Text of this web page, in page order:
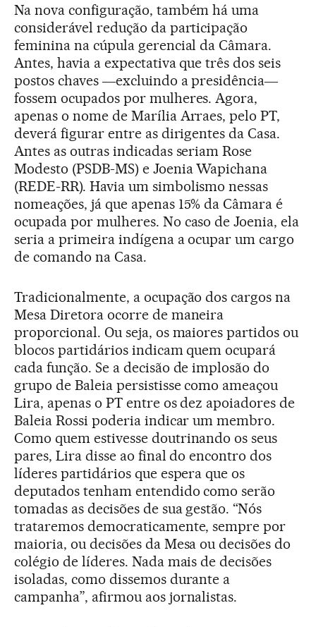
Na nova configuração, também há uma
considerável redução da participação
feminina na cúpula gerencial da Câmara.
Antes, havia a expectativa que três dos seis
postos chaves ―excluindo a presidência―
fossem ocupados por mulheres. Agora,
apenas o nome de Marília Arraes, pelo PT,
deverá figurar entre as dirigentes da Casa.
Antes as outras indicadas seriam Rose
Modesto (PSDB-MS) e Joenia Wapichana
(REDE-RR). Havia um simbolismo nessas
nomeações, já que apenas 15% da Câmara é
ocupada por mulheres. No caso de Joenia, ela
seria a primeira indígena a ocupar um cargo
de comando na Casa.
Tradicionalmente, a ocupação dos cargos na
Mesa Diretora ocorre de maneira
proporcional. Ou seja, os maiores partidos ou
blocos partidários indicam quem ocupará
cada função. Se a decisão de implosão do
grupo de Baleia persistisse como ameaçou
Lira, apenas o PT entre os dez apoiadores de
Baleia Rossi poderia indicar um membro.
Como quem estivesse doutrinando os seus
pares, Lira disse ao final do encontro dos
líderes partidários que espera que os
deputados tenham entendido como serão
tomadas as decisões de sua gestão. “Nós
trataremos democraticamente, sempre por
maioria, ou decisões da Mesa ou decisões do
colégio de líderes. Nada mais de decisões
isoladas, como dissemos durante a
campanha”, afirmou aos jornalistas.